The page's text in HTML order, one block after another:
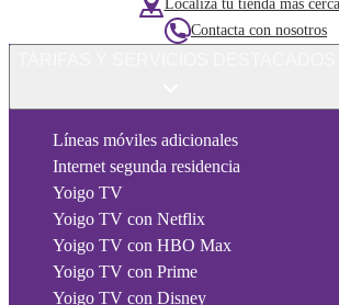
Localiza tu tienda más
Contacta con nosotros
Líneas móviles adicionales
Internet segunda residencia
Yoigo TV
Yoigo TV con Netflix
Yoigo TV con HBO Max
Yoigo TV con Prime
Yoigo TV con Disney